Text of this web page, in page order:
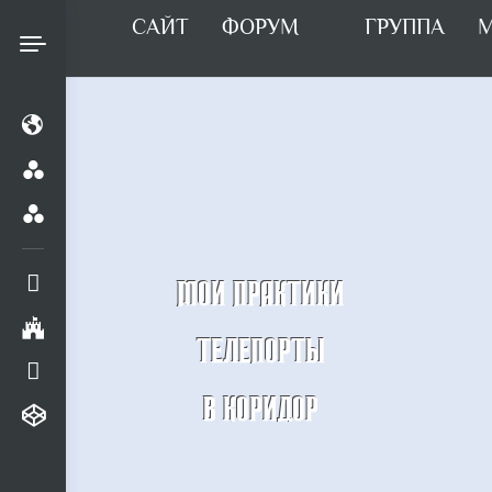
САЙТ ФОРУМ ГРУППА
МОИ ПРАКТИКИ
ТЕЛЕПОРТЫ
В КОРИДОР